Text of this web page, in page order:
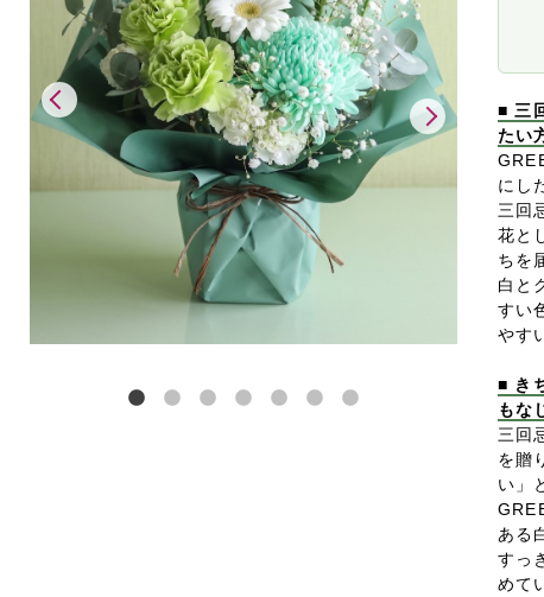
■ 三
たい
にし
三回
花と
ちを
白と
すい
やす
■ き
もな
三回
を贈
い」
ある
すっ
めて